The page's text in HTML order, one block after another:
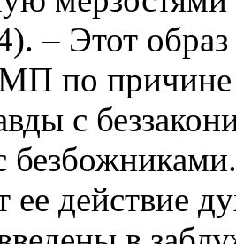
– Этот образ
по
с
ее действие